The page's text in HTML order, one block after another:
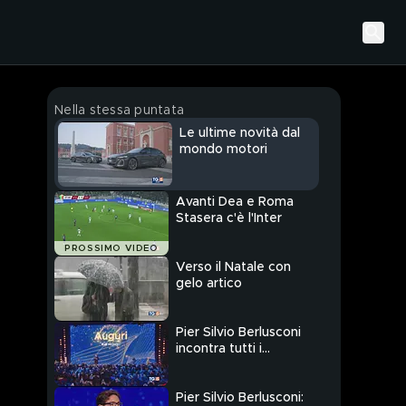
Nella stessa puntata
Le ultime novità dal
mondo motori
PROSSIMO VIDEO
Avanti Dea e Roma
Stasera c'è l'Inter
Verso il Natale con
gelo artico
Pier Silvio Berlusconi
incontra tutti i
Pier Silvio Berlusconi: